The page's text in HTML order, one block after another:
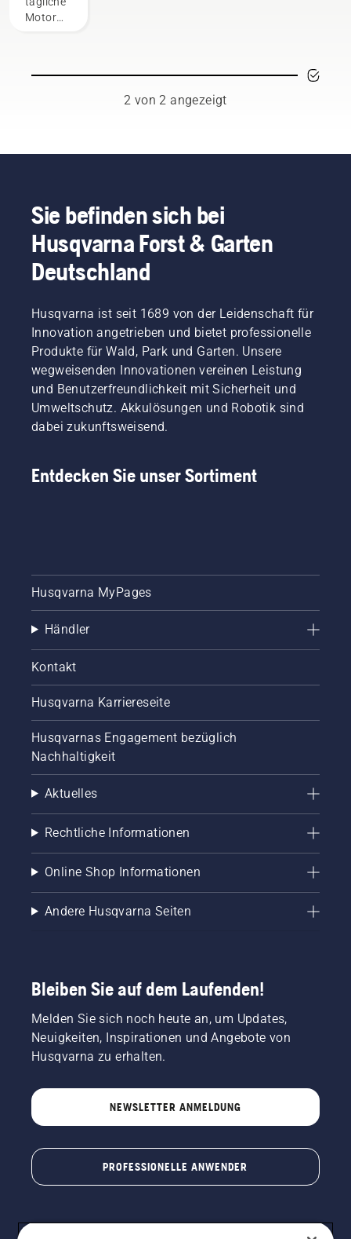
Motorwartung
kann
akkubetriebene
dieser
Aufwand
erheblich
reduziert.
2 von 2 angezeigt
Sie befinden sich bei
Husqvarna Forst & Garten
Deutschland
Husqvarna ist seit 1689 von der Leidenschaft für
Innovation angetrieben und bietet professionelle
Produkte für Wald, Park und Garten. Unsere
wegweisenden Innovationen vereinen Leistung
und Benutzerfreundlichkeit mit Sicherheit und
Umweltschutz. Akkulösungen und Robotik sind
dabei zukunftsweisend.
Entdecken Sie unser Sortiment
Husqvarna MyPages
Händler
Kontakt
Husqvarna Karriereseite
Husqvarnas Engagement bezüglich
Nachhaltigkeit
Aktuelles
Rechtliche Informationen
Online Shop Informationen
Andere Husqvarna Seiten
Bleiben Sie auf dem Laufenden!
Melden Sie sich noch heute an, um Updates,
Neuigkeiten, Inspirationen und Angebote von
Husqvarna zu erhalten.
NEWSLETTER ANMELDUNG
PROFESSIONELLE ANWENDER